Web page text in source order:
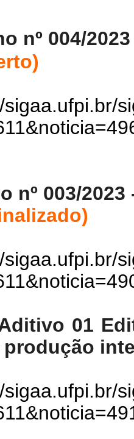
nº 004/
nº 003/
sigaa.ufpi.br/
01
sigaa.ufpi.br/